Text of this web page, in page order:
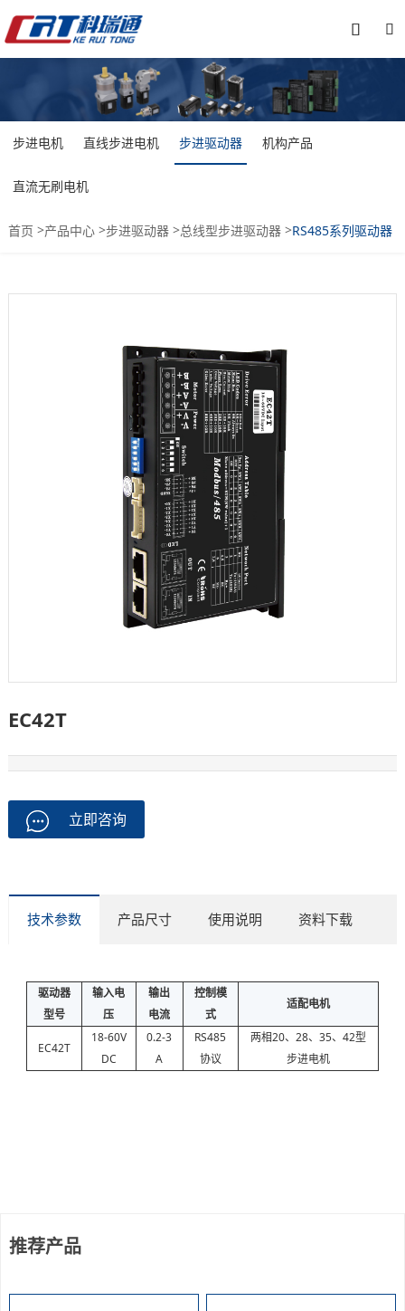


步进电机 直线步进电机 步进驱动器 机构产品
直流无刷电机
首页 >产品中心>步进驱动器>总线型步进驱动器>RS485系列驱动器
EC42T
立即咨询
技术参数 产品尺寸 使用说明 资料下载
驱动器
型号
输入电
压
输出
电流
控制模
式
适配电机
EC42T
18-60V
DC
0.2-3
A
RS485
协议
两相20、28、35、42型
步进电机
推荐产品